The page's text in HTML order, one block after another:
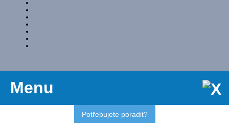
Menu
Potřebujete poradit?